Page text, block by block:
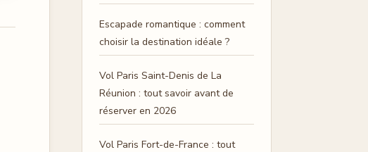
Escapade romantique : comment
choisir la destination idéale ?
Vol Paris Saint-Denis de La
Réunion : tout savoir avant de
réserver en 2026
Vol Paris Fort-de-France : tout